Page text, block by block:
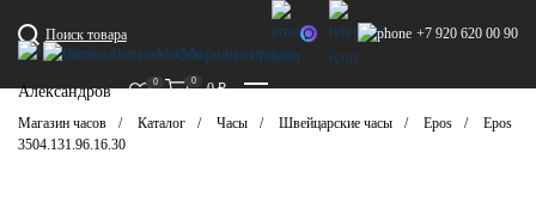
Поиск товара +7 920 620 00 90
Александров
0 0 0 ₽
Магазин часов Каталог Часы Швейцарские часы Epos
Epos
3504.131.96.16.30